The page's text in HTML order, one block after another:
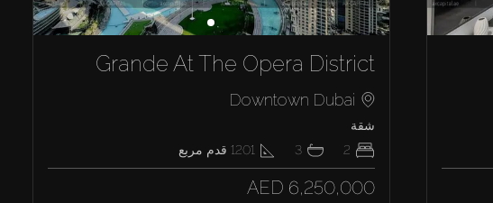
Grande At The Opera District
Downtown Dubai
شقة
2
3
1201 قدم مربع
AED 6,250,000